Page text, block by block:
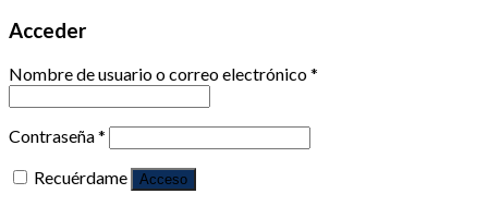
Acceder
Nombre de usuario o correo electrónico*
Contraseña*
Recuérdame
Acceso